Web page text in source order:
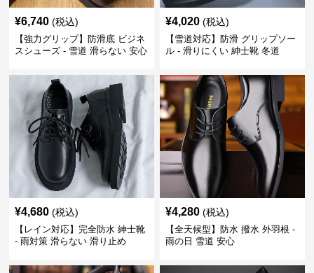
¥6,740 (税込)
【強力グリップ】防滑底 ビジネ
スシューズ - 雪道 滑らない 安心
¥4,020 (税込)
【雪道対応】防滑 グリップソー
ル - 滑りにくい 紳士靴 冬道
¥4,680 (税込)
【レイン対応】完全防水 紳士靴
- 雨対策 滑らない 滑り止め
¥4,280 (税込)
【全天候型】防水 撥水 外羽根 -
雨の日 雪道 安心